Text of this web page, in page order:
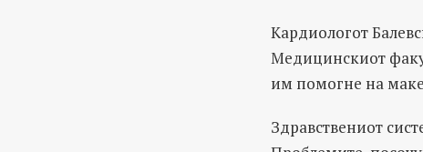
Кардиологот
Медицинскиот
им помогне на
Здравствениот